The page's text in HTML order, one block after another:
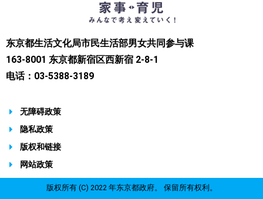
东京都生活文化局市民生活部男女共同参与课
163-8001 东京都新宿区西新宿 2-8-1
电话：03-5388-3189
无障碍政策
隐私政策
版权和链接
网站政策
版权所有 (C) 2022 年东京都政府。 保留所有权利。